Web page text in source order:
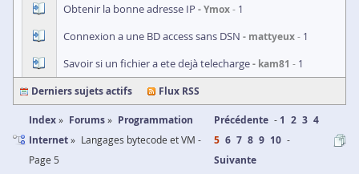
Obtenir la bonne adresse IP Ymox 1
Connexion a une BD access sans DSN mattyeux 1
Savoir si un fichier a ete dejà telecharge kam81 1
Derniers sujets actifs Flux RSS
Index Forums
Programmation
Internet
Langages bytecode et VM -
Page 5
Précédente 1 2 3 4
5 6 7 8 9 10
Suivante